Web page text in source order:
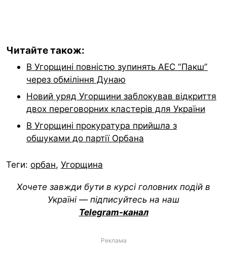
Читайте також:
В Угорщині повністю зупинять АЕС “Пакш”
через обміління Дунаю
Новий уряд Угорщини заблокував відкриття
двох переговорних кластерів для України
В Угорщині прокуратура прийшла з
обшуками до партії Орбана
Теги: орбан, Угорщина
Хочете завжди бути в курсі головних подій в
Україні — підписуйтесь на наш
Telegram-канал
Реклама